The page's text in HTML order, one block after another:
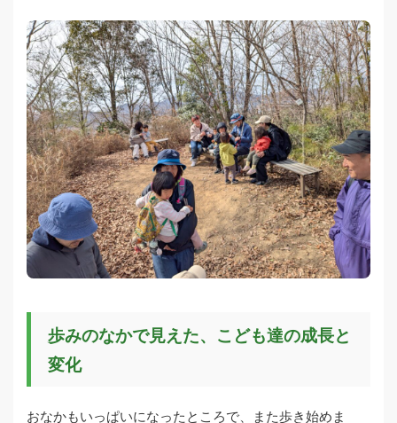
歩みのなかで見えた、こども達の成長と
変化
おなかもいっぱいになったところで、また歩き始めま